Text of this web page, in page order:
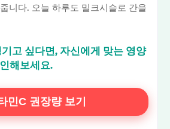
니다. 오늘 하루도 밀크시슬로 간을
고 싶다면, 자신에게 맞는 영양
해보세요.
민C 권장량 보기